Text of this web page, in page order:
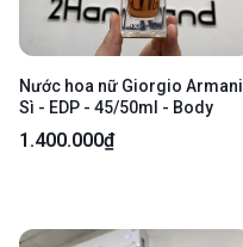
Nước hoa nữ Giorgio Armani
Sì - EDP - 45/50ml - Body
1.400.000₫